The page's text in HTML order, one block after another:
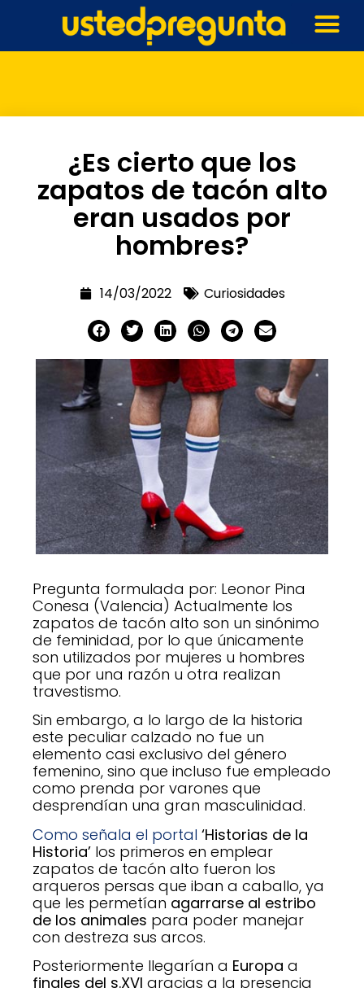
¿Es cierto que los
zapatos de tacón alto
eran usados por
hombres?
14/03/2022 Curiosidades
Pregunta formulada por: Leonor Pina
Conesa (Valencia) Actualmente los
zapatos de tacón alto son un sinónimo
de feminidad, por lo que únicamente
son utilizados por mujeres u hombres
que por una razón u otra realizan
travestismo.
Sin embargo, a lo largo de la historia
este peculiar calzado no fue un
elemento casi exclusivo del género
femenino, sino que incluso fue empleado
como prenda por varones que
desprendían una gran masculinidad.
Como señala el portal ‘Historias de la
Historia’ los primeros en emplear
zapatos de tacón alto fueron los
arqueros persas que iban a caballo, ya
que les permetían agarrarse al estribo
de los animales para poder manejar
con destreza sus arcos.
Posteriormente llegarían a Europa a
finales del s.XVI gracias a la presencia